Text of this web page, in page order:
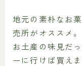
地元の素朴なお
売所がオススメ。
お土産の味見だ
ーに行けば買えま